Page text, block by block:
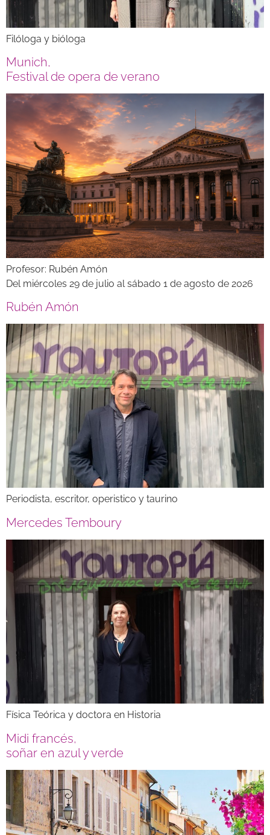
Filóloga y bióloga
Munich,
Festival de opera de verano
Profesor: Rubén Amón
Del miércoles 29 de julio al sábado 1 de agosto de 2026
Rubén Amón
Periodista, escritor, operistico y taurino
Mercedes Temboury
Física Teórica y doctora en Historia
Midi francés,
soñar en azul y verde